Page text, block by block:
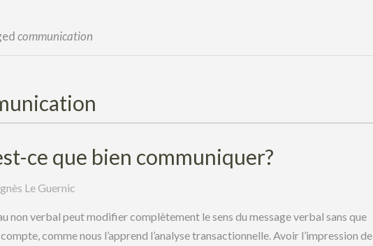
communication
ce que bien communiquer?
Le Guernic
non verbal peut modifier complètement le sens du message verbal sans que
comme nous l’apprend l’analyse transactionnelle. Avoir l’impression de